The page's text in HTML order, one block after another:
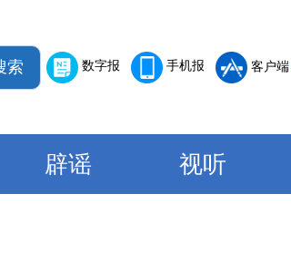
索 数字报 手机报 客户端
辟谣 视听